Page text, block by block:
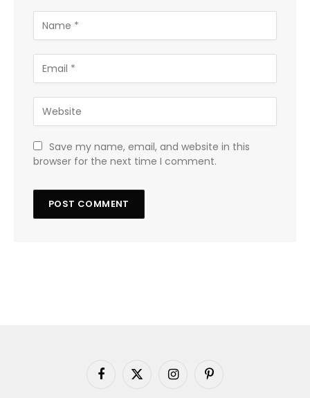
Save my name, email, and website in this
browser for the next time I comment.
Facebook
X
InstagramPinterest